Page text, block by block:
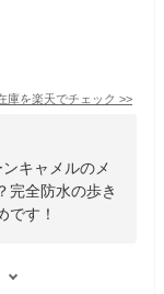
庫を楽天でチェック >>
キャメルのメ
完全防水の歩き
です！